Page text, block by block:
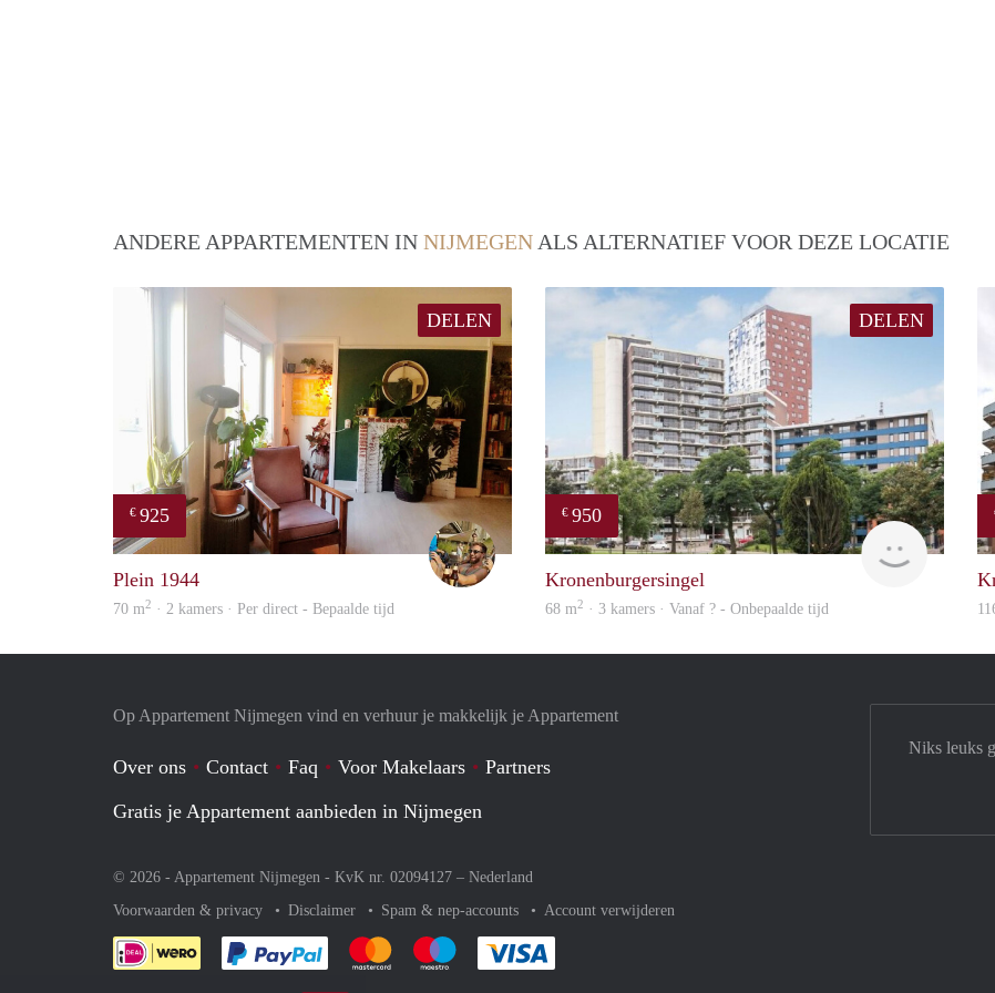
ANDERE APPARTEMENTEN IN NIJMEGEN ALS ALTERNATIEF VOOR DEZE LOCATIE
DELEN
€ 925
Jeroen
Plein 1944
70 m2 · 2 kamers · Per direct - Bepaalde tijd
DELEN
€ 950
rent
Kronenburgersingel
68 m2 · 3 kamers · Vanaf ? - Onbepaalde tijd
Op Appartement Nijmegen vind en verhuur je makkelijk je Appartement
Over ons Contact Faq Voor Makelaars
Partners
Gratis je Appartement aanbieden in Nijmegen
© 2026 - Appartement Nijmegen - KvK nr. 02094127 – Nederland
Voorwaarden & privacy
Disclaimer Spam & nep-accounts Account verwijderen
Je rekent gemakkelijk af met Paypal
Je rekent gemakkelijk af met Mastercard
Je rekent gemakkelijk af met Meastro
Niks leuks